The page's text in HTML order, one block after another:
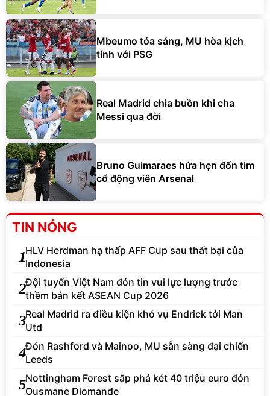
Mbeumo tỏa sáng, MU hòa kịch
tính với PSG
Real Madrid chia buồn khi cha
Messi qua đời
Bruno Guimaraes hứa hẹn đốn tim
cổ động viên Arsenal
TIN NÓNG
1HLV Herdman hạ thấp AFF Cup sau thất bại của
Indonesia
2Đội tuyển Việt Nam đón tin vui lực lượng trước
thềm bán kết ASEAN Cup 2026
3Real Madrid ra điều kiện khó vụ Endrick tới Man
Utd
4Đón Rashford và Mainoo, MU sẵn sàng đại chiến
Leeds
5Nottingham Forest sắp phá két 40 triệu euro đón
Ousmane Diomande